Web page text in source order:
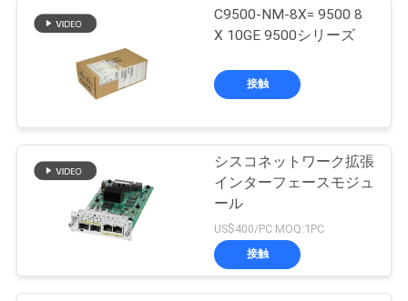
C9500-NM-8X= 9500 8
X 10GE 9500シリーズ
接触
シスコネットワーク拡張
インターフェースモジュ
ール
US$400/PC MOQ:1PC
接触